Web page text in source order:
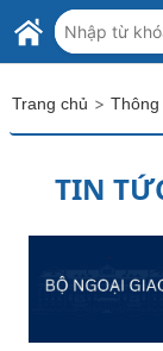
Skip to Main
BỘ NGOẠI
MINISTRY
Trang chủ >
TIN